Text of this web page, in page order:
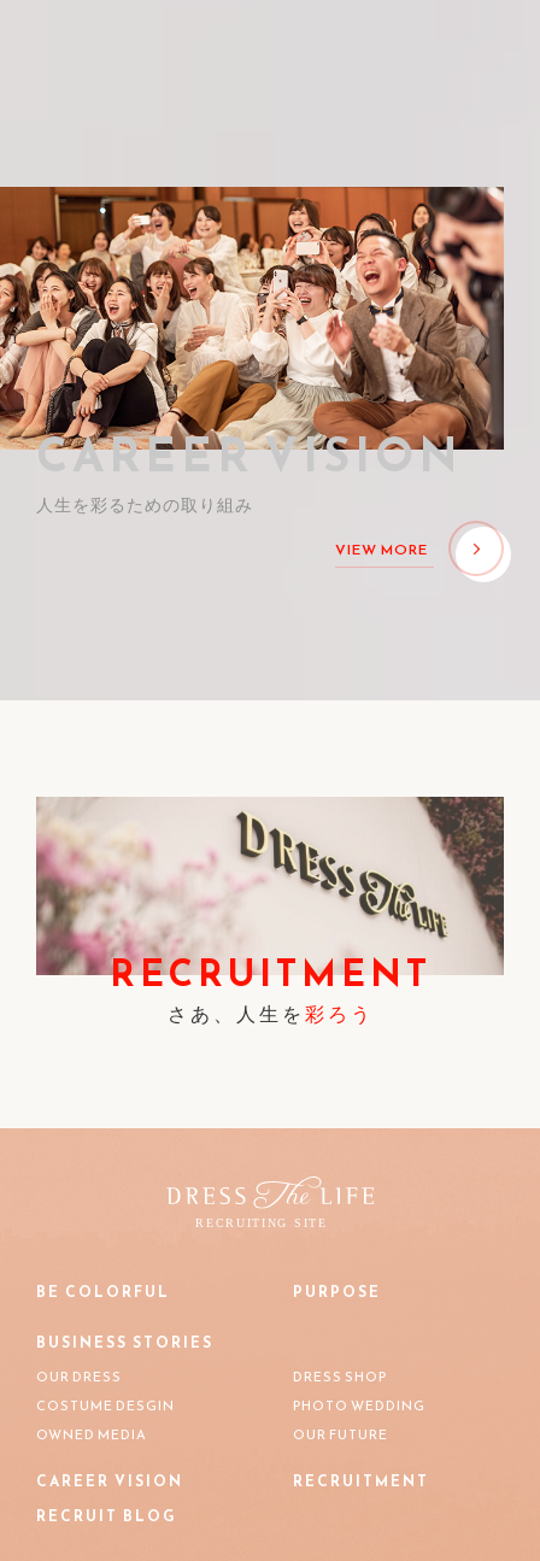
CAREER VISION
人生を彩るための取り組み
VIEW MORE
RECRUITMENT
さあ、人生を 彩ろう
BE COLORFUL PURPOSE
BUSINESS STORIES
OUR DRESS
DRESS SHOP
COSTUME DESGIN
PHOTO WEDDING
OWNED MEDIA
OUR FUTURE
CAREER VISION
RECRUITMENT
RECRUIT BLOG